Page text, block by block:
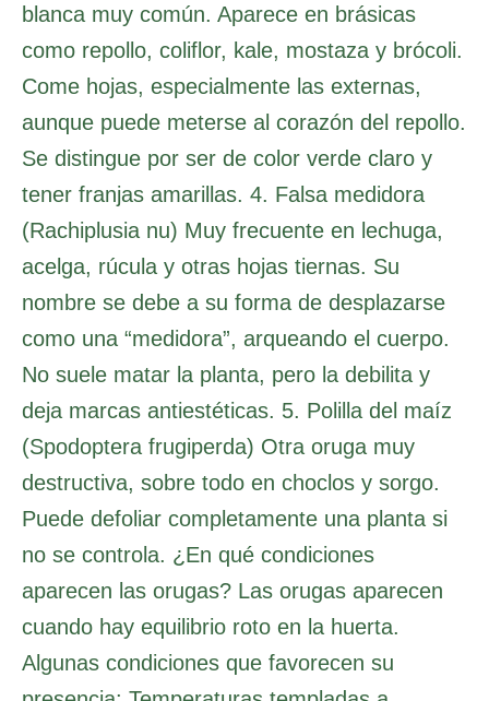
blanca muy común. Aparece en brásicas
como repollo, coliflor, kale, mostaza y brócoli.
Come hojas, especialmente las externas,
aunque puede meterse al corazón del repollo.
Se distingue por ser de color verde claro y
tener franjas amarillas. 4. Falsa medidora
(Rachiplusia nu) Muy frecuente en lechuga,
acelga, rúcula y otras hojas tiernas. Su
nombre se debe a su forma de desplazarse
como una “medidora”, arqueando el cuerpo.
No suele matar la planta, pero la debilita y
deja marcas antiestéticas. 5. Polilla del maíz
(Spodoptera frugiperda) Otra oruga muy
destructiva, sobre todo en choclos y sorgo.
Puede defoliar completamente una planta si
no se controla. ¿En qué condiciones
aparecen las orugas? Las orugas aparecen
cuando hay equilibrio roto en la huerta.
Algunas condiciones que favorecen su